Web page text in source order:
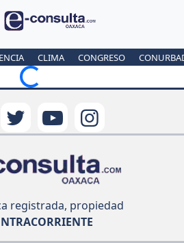
CLIMA CONGRESO
Loading...
registrada, propiedad